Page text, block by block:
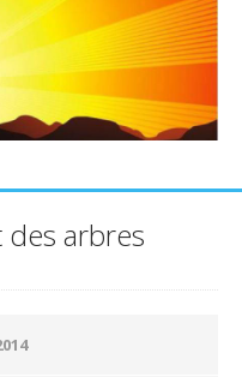
des arbres